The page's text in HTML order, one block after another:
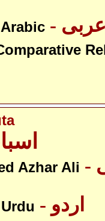
Arabic عربی
Azhar Ali
Urdu - اردو